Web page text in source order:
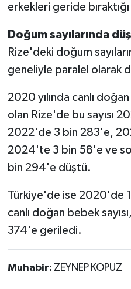
erkekleri geride
Doğum sayılarında
Rize'deki doğum
geneliyle paralel olarak
2020 yılında canlı
olan Rize'de bu sayısı
2022'de 3 bin 283'e,
2024'te 3 bin 58'e ve
bin 294'e düştü.
Türkiye'de ise 2020'de
canlı doğan bebek
374'e geriledi.
Muhabir: ZEYNEP KOPUZ